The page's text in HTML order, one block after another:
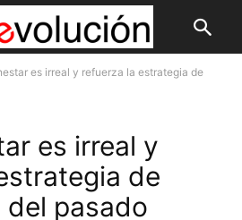
es irreal y refuerza la estrategia de
es irreal y
de
pasado